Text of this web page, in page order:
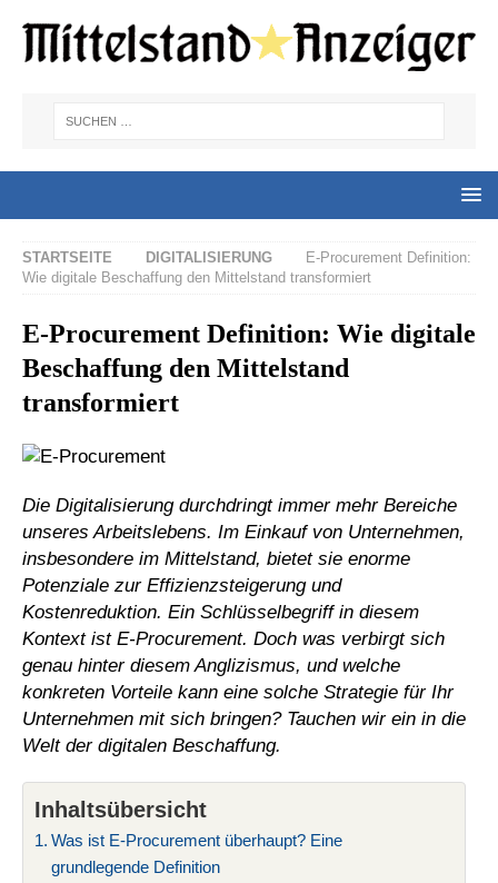
STARTSEITE DIGITALISIERUNG
E-Procurement Definition:
Wie digitale Beschaffung den Mittelstand transformiert
E-Procurement Definition: Wie digitale
Beschaffung den Mittelstand
transformiert
Die Digitalisierung durchdringt immer mehr Bereiche
unseres Arbeitslebens. Im Einkauf von Unternehmen,
insbesondere im Mittelstand, bietet sie enorme
Potenziale zur Effizienzsteigerung und
Kostenreduktion. Ein Schlüsselbegriff in diesem
Kontext ist E-Procurement. Doch was verbirgt sich
genau hinter diesem Anglizismus, und welche
konkreten Vorteile kann eine solche Strategie für Ihr
Unternehmen mit sich bringen? Tauchen wir ein in die
Welt der digitalen Beschaffung.
Inhaltsübersicht
Was ist E-Procurement überhaupt? Eine
grundlegende Definition